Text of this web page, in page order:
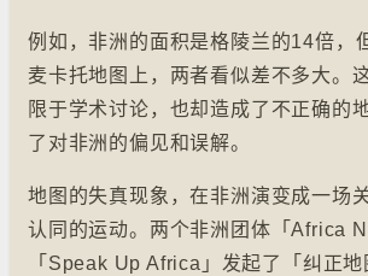
例如，非洲的面积是格陵兰的14倍，
麦卡托地图上，两者看似差不多大。
限于学术讨论，也却造成了不正确的
了对非洲的偏见和误解。
地图的失真现象，在非洲演变成一场
认同的运动。两个非洲团体「Africa
「Speak Up Africa」发起了「纠正地